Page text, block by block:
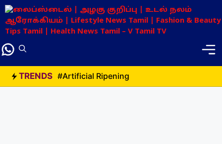
Skip
content
TRENDS #Artificial Ripening